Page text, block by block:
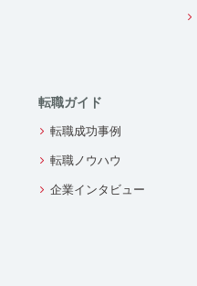
転職ガイド
転職成功事例
転職ノウハウ
企業インタビュー